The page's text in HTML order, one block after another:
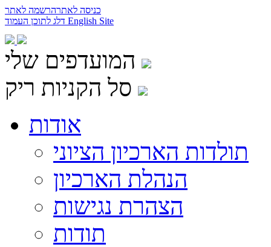
כניסה לאתרהרשמה לאתר
English Site
המועדפים שלי
סל הקניות ריק
אודות
תולדות הארכיון הציוני
הנהלת הארכיון
הצהרת נגישות
תודות